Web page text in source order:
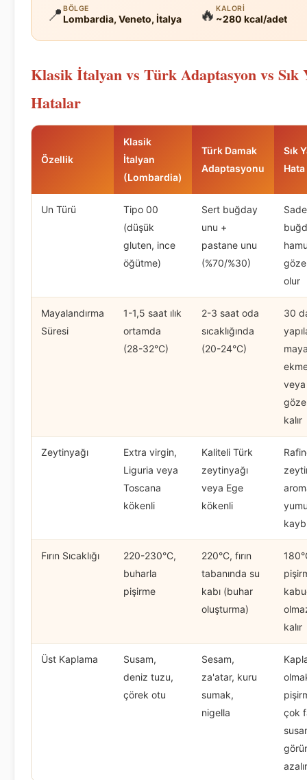
📍 BÖLGE
Lombardia, Veneto, İtalya 🔥 KALORI
~280 kcal/adet
Klasik İtalyan vs Türk Adaptasyon vs Sık
Hatalar
Özellik
Klasik
İtalyan
(Lombardia)
Türk Damak
Adaptasyonu
Sık
Hata
Un Türü
Tipo 00
(düşük
gluten, ince
öğütme)
Sert buğday
unu +
pastane unu
(%70/%30)
olur
Mayalandırma
Süresi
1-1,5 saat ılık
ortamda
(28-32°C)
2-3 saat oda
sıcaklığında
(20-24°C)
30
veya
kalır
Zeytinyağı
Extra virgin,
Liguria veya
Toscana
kökenli
Kaliteli Türk
zeytinyağı
veya Ege
kökenli
Fırın Sıcaklığı
220-230°C,
buharla
pişirme
220°C, fırın
tabanında su
kabı (buhar
oluşturma)
kalır
Üst Kaplama
Susam,
deniz tuzu,
çörek otu
Sesam,
za'atar, kuru
sumak,
nigella
çok
azalır